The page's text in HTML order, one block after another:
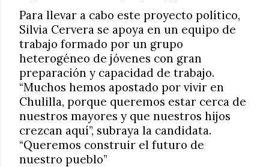
Para llevar a cabo este proyecto político,
Silvia Cervera se apoya en un equipo de
trabajo formado por un grupo
heterogéneo de jóvenes con gran
preparación y capacidad de trabajo.
“Muchos hemos apostado por vivir en
Chulilla, porque queremos estar cerca de
nuestros mayores y que nuestros hijos
crezcan aquí”, subraya la candidata.
“Queremos construir el futuro de
nuestro pueblo”